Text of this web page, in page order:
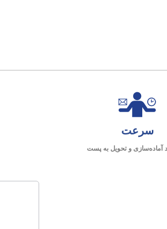
سرعت
آماده‌سازی و تحویل به پست